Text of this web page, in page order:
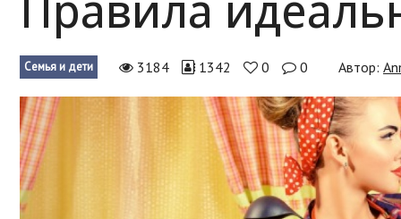
Экономика
Происшествия
Hi-Tech. Интернет
Россия
Наука и техника
Семья и дети 3184 1342 0 0 Автор: